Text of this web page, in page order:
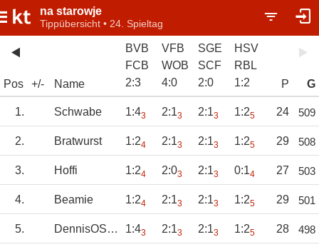
na starowje
Tippübersicht • 24. Spieltag
Pos +/- Name
BVB
FCB
2:3
VFB
WOB
4:0
SGE
SCF
2:0
HSV
RBL
1:2 P G
1. Schwabe 1:43 2:13 2:13 1:25 24 509
2. Bratwurst 1:24 2:13 2:13 1:25 29 508
3. Hoffi 1:24 2:03 2:13 0:14 27 503
4. Beamie 1:24 2:13 2:13 1:25 29 501
5. DennisOS1899 1:43 2:13 2:13 1:25 28 498